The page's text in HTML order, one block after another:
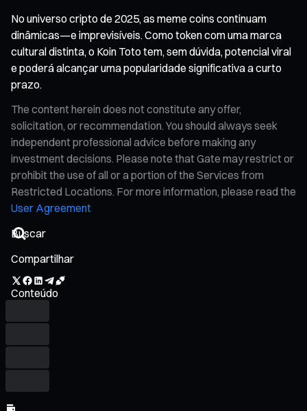
No universo cripto de 2025, as meme coins continuam
dinâmicas—e imprevisíveis. Como token com uma marca
cultural distinta, o Koin Toto tem, sem dúvida, potencial viral
e poderá alcançar uma popularidade significativa a curto
prazo.
The content herein does not constitute any offer,
solicitation, or recommendation. You should always seek
independent professional advice before making any
investment decisions. Please note that Gate may restrict or
prohibit the use of all or a portion of the Services from
Restricted Locations. For more information, please read the
User Agreement
Compartilhar
Conteúdo